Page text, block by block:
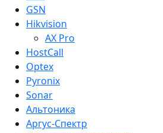
GSN
Hikvision
AX Pro
HostCall
Optex
Pyronix
Sonar
Альтоника
Аргус-Спектр